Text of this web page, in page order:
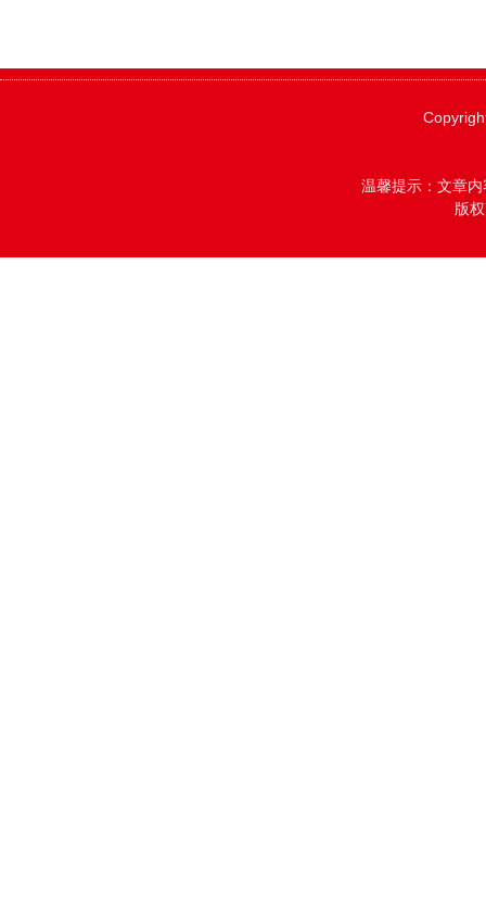
温馨提示：文章
版